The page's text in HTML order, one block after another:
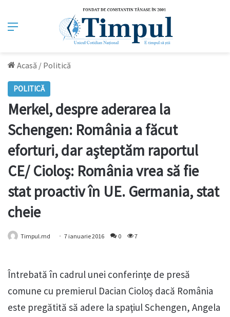
Meniu
Acasă / Politică
POLITICĂ
Merkel, despre aderarea la
Schengen: România a făcut
eforturi, dar aşteptăm raportul
CE/ Cioloş: România vrea să fie
stat proactiv în UE. Germania, stat
cheie
Timpul.md 7 ianuarie 2016 0 7
Întrebată în cadrul unei conferinţe de presă
comune cu premierul Dacian Cioloş dacă România
este pregătită să adere la spaţiul Schengen, Angela